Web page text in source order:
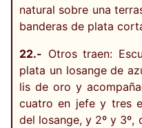
natural sobre una
banderas de plata
22.- Otros traen:
plata un losange de
lis de oro y
cuatro en jefe y tres
del losange, y 2º y 3º,